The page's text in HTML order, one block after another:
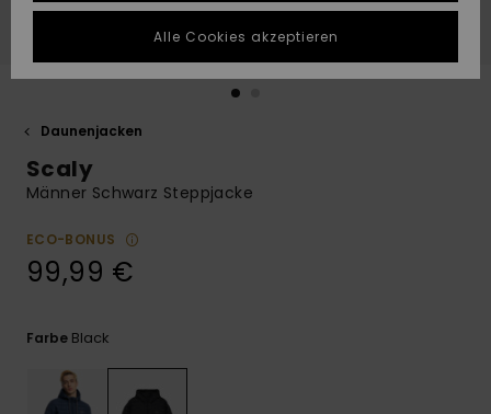
um die
schnellste
Antwort auf Ihre
erhalten.
Finden Sie
Antworten auf
QUIKSILVER APP
WUNSCHLISTE
Daunenjacken
Scaly
Männer Schwarz Steppjacke
ECO-BONUS
99,99 €
Farbe Black
Alle Cookies akzeptieren